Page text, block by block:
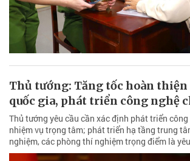
Thủ tướng: Tăng tốc hoàn thiện
quốc gia, phát triển công nghệ
Thủ tướng yêu cầu cần xác định phát triển
nhiệm vụ trọng tâm; phát triển hạ tầng trung
nghiệm, các phòng thí nghiệm trọng điểm là